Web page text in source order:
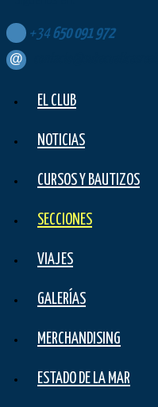
+34 650 091 972
EL CLUB
NOTICIAS
CURSOS Y BAUTIZOS
SECCIONES
VIAJES
GALERÍAS
MERCHANDISING
ESTADO DE LA MAR